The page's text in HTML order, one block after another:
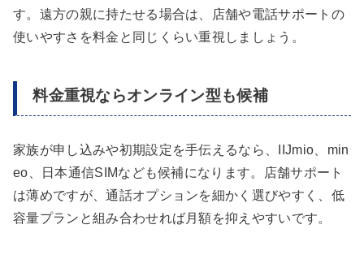
す。遠方の親に持たせる場合は、店舗や電話サポートの
使いやすさを料金と同じくらい重視しましょう。
料金重視ならオンライン型も候補
家族が申し込みや初期設定を手伝えるなら、IIJmio、min
eo、日本通信SIMなども候補になります。店舗サポート
は薄めですが、通話オプションを細かく選びやすく、低
容量プランと組み合わせれば月額を抑えやすいです。